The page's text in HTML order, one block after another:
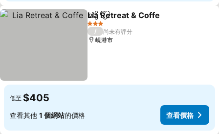
分享 加入我的最愛
Lia Retreat & Coffe
3 星級
/
尚未有評分
峴港市
低至 $405
查看其他 1 個網站的價格 查看價格